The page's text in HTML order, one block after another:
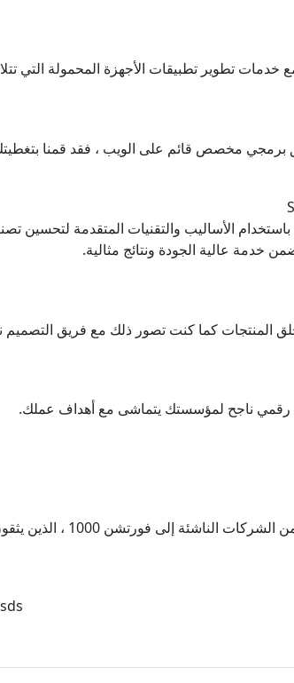
مع خدمات تطوير تطبيقات الأجهزة المحمولة
مخصص قائم على الويب ، فقد قمنا بتغطيتك
الأساليب والتقنيات المتقدمة
خدمة عالية الجودة ونتائج مثالية.
المنتجات كما كنت تصور ذلك مع فريق التصميم
رقمي ناجح لمؤسستك يتماشى مع أهداف عملك.
انضم إلى سجل لا يصدق من المنظمات